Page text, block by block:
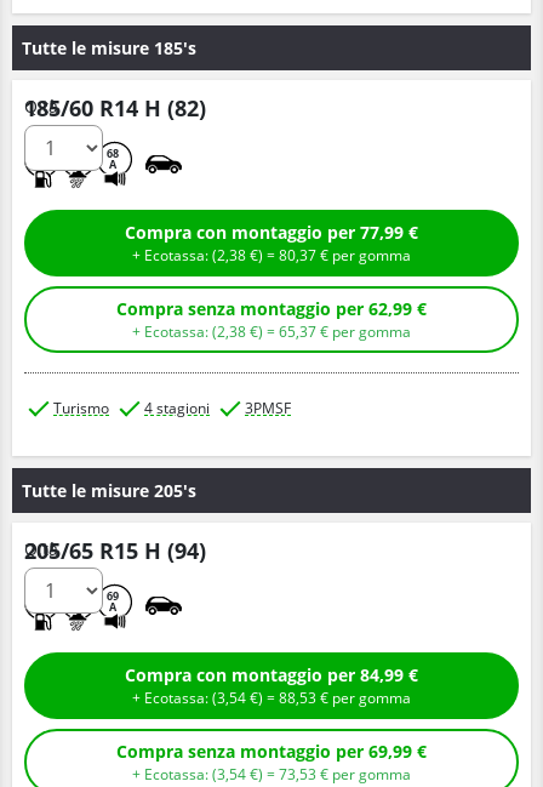
Tutte le misure 185's
185/60 R14 H (82)
68
A
Q.tà
Compra con montaggio per 77,99 €
+ Ecotassa: (2,38€ ) =80,37€ per gomma
Compra senza montaggio per 62,99 €
+ Ecotassa: (2,38€ ) =65,37€ per gomma
Turismo 4 stagioni 3PMSF
Tutte le misure 205's
205/65 R15 H (94)
69
A
Q.tà
Compra con montaggio per 84,99 €
+ Ecotassa: (3,54€ ) =88,53€ per gomma
Compra senza montaggio per 69,99 €
+ Ecotassa: (3,54€ ) =73,53 € per gomma